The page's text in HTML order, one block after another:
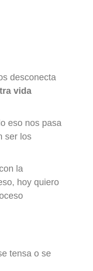
desconecta
vida
eso nos pasa
ser los
la
hoy quiero
tensa o se